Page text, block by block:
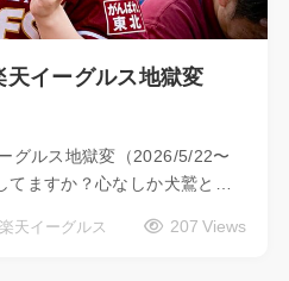
イーグルス地獄変
グルス地獄変（2026/5/22〜
てますか？心なしか犬鷲と…
楽天イーグルス 207 Views